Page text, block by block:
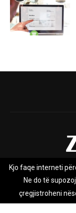
Rreth nesh
Zhurnal.mk është
Kjo faqe interneti
Ne do të
çregjistroheni